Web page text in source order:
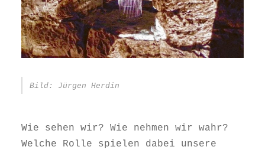
Bild: Jürgen Herdin
Wie sehen wir? Wie nehmen wir wahr?
Welche Rolle spielen dabei unsere